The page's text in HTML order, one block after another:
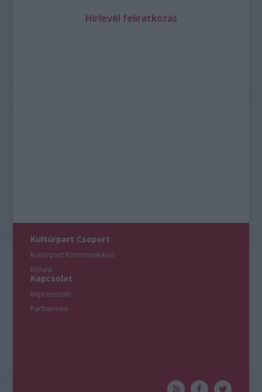
Hírlevél feliratkozás
Kultúrpart Csoport
Kultúrpart Kommunikáció
Rólunk
Kapcsolat
Impresszum
Partnereink